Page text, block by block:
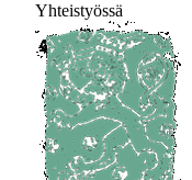
Yhteistyössä